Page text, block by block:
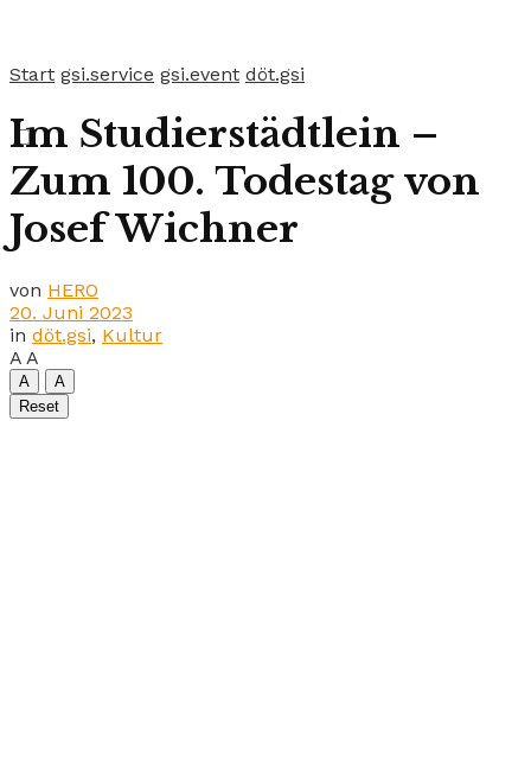
Start gsi.service gsi.event döt.gsi
Im Studierstädtlein –
Zum 100. Todestag von
Josef Wichner
von HERO
20. Juni 2023
in döt.gsi, Kultur
A A
A
A
Reset